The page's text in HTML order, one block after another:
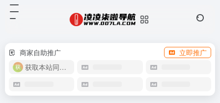
商家自助推广
立即推广
获取本站同款主题